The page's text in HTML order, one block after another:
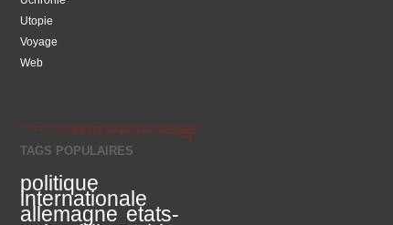
Utopie
Voyage
Web
TAGS POPULAIRES
politique
internationale
allemagne etats-